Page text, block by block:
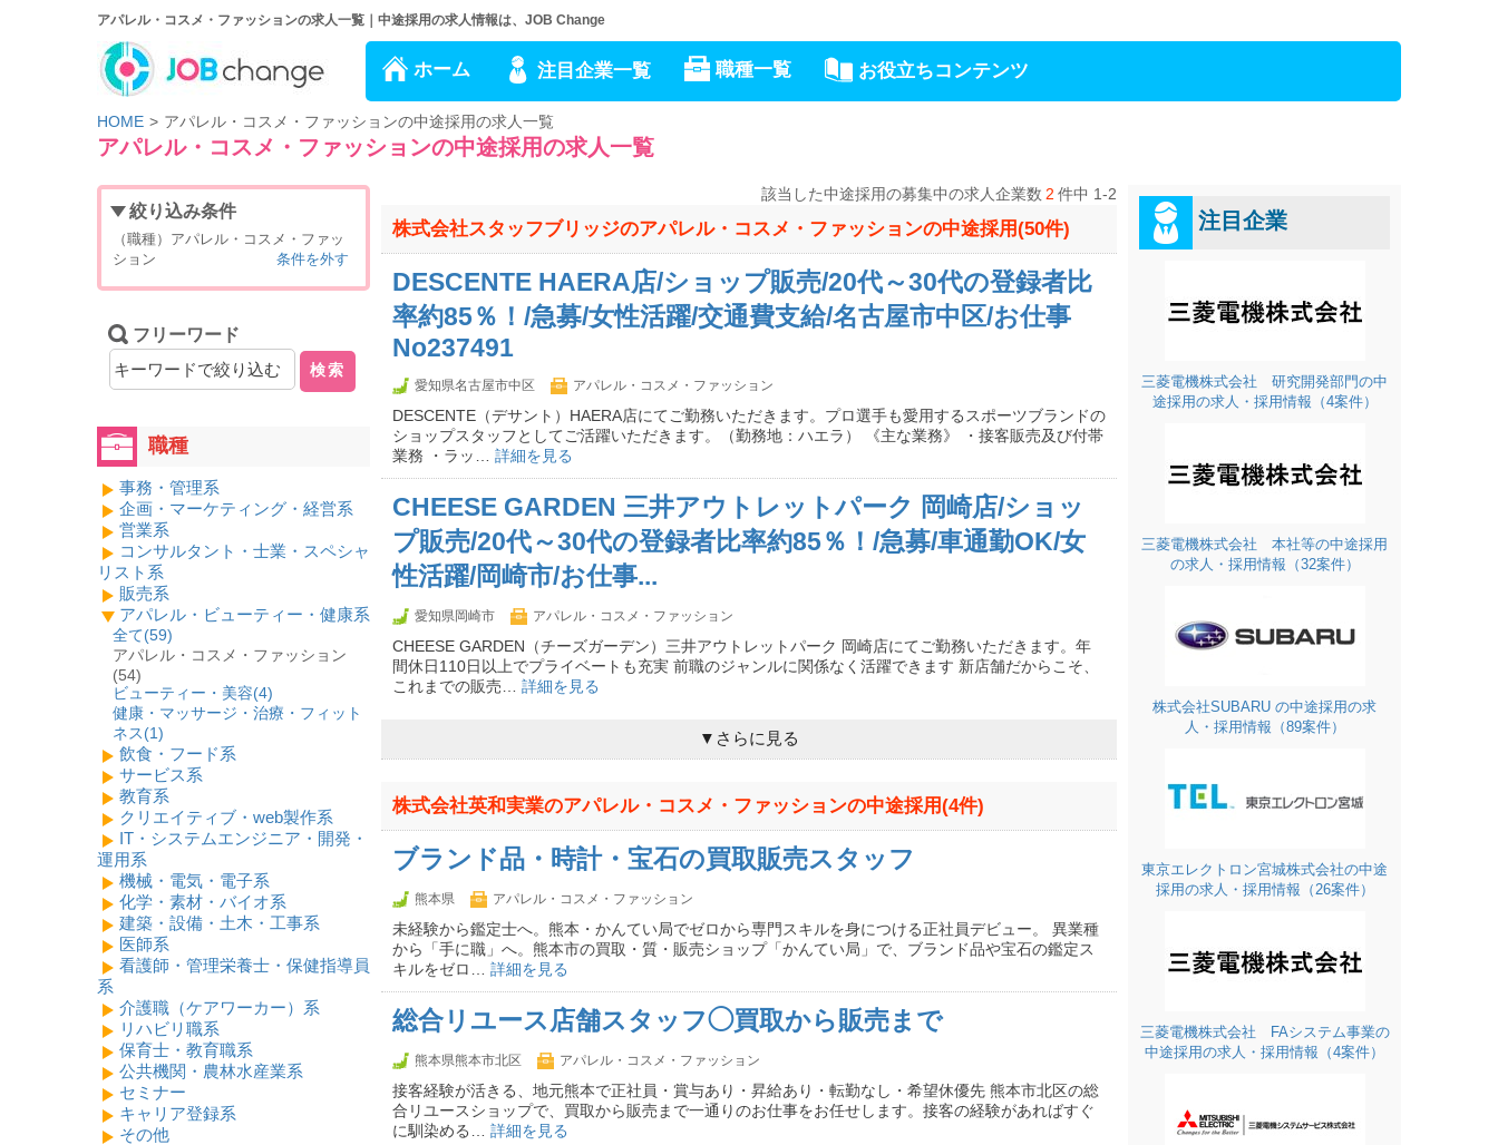
アパレル・コスメ・ファッションの求人一覧｜中途採用の求人情報は、JOB Change
ホーム 注目企業一覧 職種一覧 お役立ちコンテンツ
HOME アパレル・コスメ・ファッションの中途採用の求人一覧
アパレル・コスメ・ファッションの中途採用の求人一覧
該当した中途採用の募集中の求人企業数 2 件中 1-2
株式会社スタッフブリッジのアパレル・コスメ・ファッションの中途採用(50件)
DESCENTE HAERA店/ショップ販売/20代～30代の登録者比
率約85％！/急募/女性活躍/交通費支給/名古屋市中区/お仕事
No237491
愛知県名古屋市中区 アパレル・コスメ・ファッション
DESCENTE（デサント）HAERA店にてご勤務いただきます。プロ選手も愛用するスポーツブランドの
ショップスタッフとしてご活躍いただきます。（勤務地：ハエラ） 《主な業務》 ・接客販売及び付帯
業務 ・ラッ… 詳細を見る
CHEESE GARDEN 三井アウトレットパーク 岡崎店/ショッ
プ販売/20代～30代の登録者比率約85％！/急募/車通勤OK/女
性活躍/岡崎市/お仕事...
愛知県岡崎市 アパレル・コスメ・ファッション
CHEESE GARDEN（チーズガーデン）三井アウトレットパーク 岡崎店にてご勤務いただきます。年
間休日110日以上でプライベートも充実 前職のジャンルに関係なく活躍できます 新店舗だからこそ、
これまでの販売… 詳細を見る
▼さらに見る
株式会社英和実業のアパレル・コスメ・ファッションの中途採用(4件)
ブランド品・時計・宝石の買取販売スタッフ
熊本県 アパレル・コスメ・ファッション
未経験から鑑定士へ。熊本・かんてい局でゼロから専門スキルを身につける正社員デビュー。 異業種
から「手に職」へ。熊本市の買取・質・販売ショップ「かんてい局」で、ブランド品や宝石の鑑定ス
キルをゼロ… 詳細を見る
総合リユース店舗スタッフ◯買取から販売まで
熊本県熊本市北区 アパレル・コスメ・ファッション
接客経験が活きる、地元熊本で正社員・賞与あり・昇給あり・転勤なし・希望休優先 熊本市北区の総
合リユースショップで、買取から販売まで一通りのお仕事をお任せします。接客の経験があればすぐ
に馴染める… 詳細を見る
絞り込み条件
（職種）アパレル・コスメ・ファッ
ション
条件を外す
フリーワード
検索
職種
事務・管理系
企画・マーケティング・経営系
営業系
コンサルタント・士業・スペシャ
リスト系
販売系
アパレル・ビューティー・健康系
全て(59)
アパレル・コスメ・ファッション
(54)
ビューティー・美容(4)
健康・マッサージ・治療・フィット
ネス(1)
飲食・フード系
サービス系
教育系
クリエイティブ・web製作系
IT・システムエンジニア・開発・
運用系
機械・電気・電子系
化学・素材・バイオ系
建築・設備・土木・工事系
医師系
看護師・管理栄養士・保健指導員
系
介護職（ケアワーカー）系
リハビリ職系
保育士・教育職系
公共機関・農林水産業系
セミナー
キャリア登録系
その他
注目企業
三菱電機株式会社 研究開発部門の中
途採用の求人・採用情報（4案件）
三菱電機株式会社 本社等の中途採用
の求人・採用情報（32案件）
株式会社SUBARU の中途採用の求
人・採用情報（89案件）
東京エレクトロン宮城株式会社の中途
採用の求人・採用情報（26案件）
三菱電機株式会社 FAシステム事業の
中途採用の求人・採用情報（4案件）